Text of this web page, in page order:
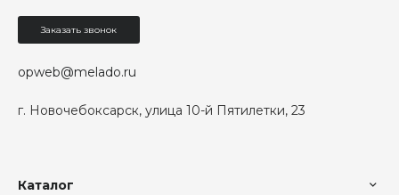
г. Новочебоксарск, улица 10-й Пятилетки, 23
opweb@melado.ru
Заказать звонок
Каталог